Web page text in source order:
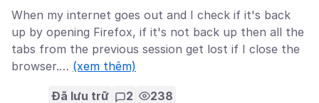
When my internet goes out and I check if it's back
up by opening Firefox, if it's not back up then all the
tabs from the previous session get lost if I close the
browser.… (xem thêm)
Đã lưu trữ 2 238